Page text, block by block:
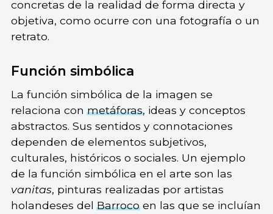
concretas de la realidad de forma directa y
objetiva, como ocurre con una fotografía o un
retrato.
Función simbólica
La función simbólica de la imagen se
relaciona conmetáforas, ideas y conceptos
abstractos. Sus sentidos y connotaciones
dependen de elementos subjetivos,
culturales, históricos o sociales. Un ejemplo
de la función simbólica en el arte son las
vanitas, pinturas realizadas por artistas
holandeses delBarrocoen las que se incluían